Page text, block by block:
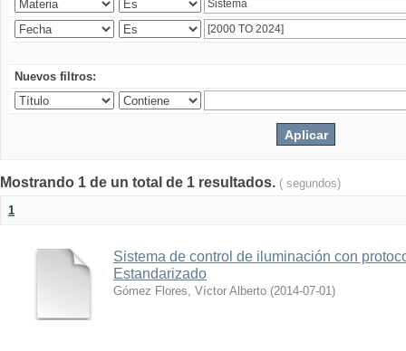
Nuevos filtros:
Mostrando 1 de un total de 1 resultados. ( segundos)
1
Sistema de control de iluminación con
Estandarizado
Gómez Flores, Víctor Alberto (2014-07-01)